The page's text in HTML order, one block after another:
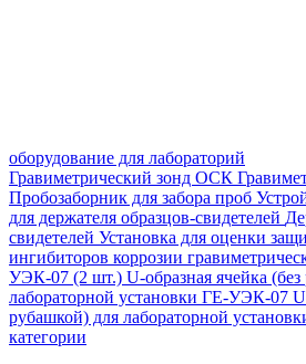
оборудование для лабораторий
Гравиметрический зонд ОСК
Пробозаборник для забора проб
для держателя образцов-свидетелей
свидетелей Установка для оценки
ингибиторов коррозии
УЭК-07 (2 шт.) U-образная ячейка
лабораторной установки ГЕ-УЭК-07
рубашкой) для лабораторной
категории